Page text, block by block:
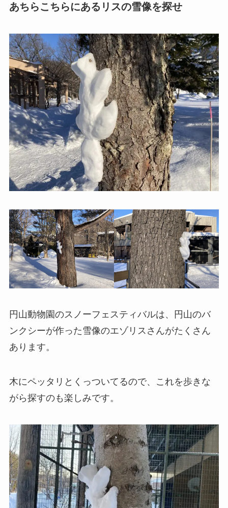
あちらこちらにあるリスの雪像を探せ
円山動物園のスノーフェスティバルは、円山のバ
ンクシーが作った雪像のエゾリスさんがたくさん
あります。
木にペッタリとくっついてるので、これを歩きな
がら探すのも楽しみです。